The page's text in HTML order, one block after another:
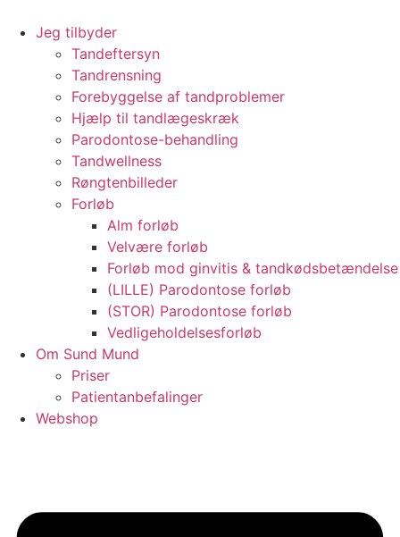
Jeg tilbyder
Tandeftersyn
Tandrensning
Forebyggelse af tandproblemer
Hjælp til tandlægeskræk
Parodontose-behandling
Tandwellness
Røngtenbilleder
Forløb
Alm forløb
Velvære forløb
Forløb mod ginvitis & tandkødsbetændelse
(LILLE) Parodontose forløb
(STOR) Parodontose forløb
Vedligeholdelsesforløb
Om Sund Mund
Priser
Patientanbefalinger
Webshop